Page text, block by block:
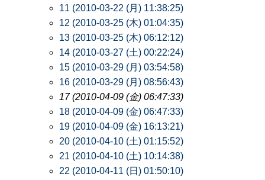
11 (2010-03-22 (月) 11:38:25)
12 (2010-03-25 (木) 01:04:35)
13 (2010-03-25 (木) 06:12:12)
14 (2010-03-27 (土) 00:22:24)
15 (2010-03-29 (月) 03:54:58)
16 (2010-03-29 (月) 08:56:43)
17 (2010-04-09 (金) 06:47:33)
18 (2010-04-09 (金) 06:47:33)
19 (2010-04-09 (金) 16:13:21)
20 (2010-04-10 (土) 01:15:52)
21 (2010-04-10 (土) 10:14:38)
22 (2010-04-11 (日) 01:50:10)